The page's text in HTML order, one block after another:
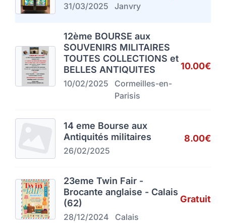
31/03/2025 Janvry
12ème BOURSE aux
SOUVENIRS MILITAIRES
TOUTES COLLECTIONS et
BELLES ANTIQUITES
10/02/2025
Cormeilles-en-
Parisis
10.00€
14 eme Bourse aux
Antiquités militaires
26/02/2025
8.00€
23eme Twin Fair -
Brocante anglaise - Calais
(62)
28/12/2024 Calais
Gratuit